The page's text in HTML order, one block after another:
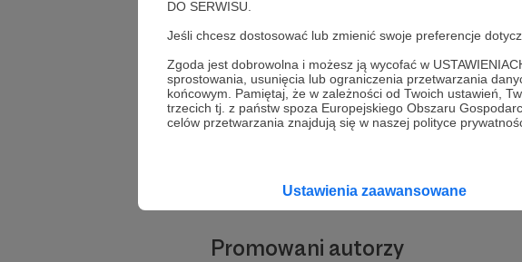
DO SERWISU.
Jeśli chcesz dostosować lub zmienić swoje preferencje
Zgoda jest dobrowolna i możesz ją wycofać w
sprostowania, usunięcia lub ograniczenia przetwarzania
końcowym. Pamiętaj, że w zależności od Twoich ustawień,
trzecich tj. z państw spoza Europejskiego Obszaru
celów przetwarzania znajdują się w naszej polityce
Ustawienia zaawansowane
Wesprzyj
Promowani autorzy